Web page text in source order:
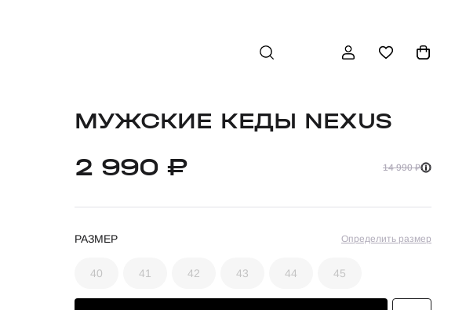
МУЖСКИЕ КЕДЫ NEXUS
2 990 ₽ 14 990 ₽
РАЗМЕР Определить размер
40 41 42 43 44 45